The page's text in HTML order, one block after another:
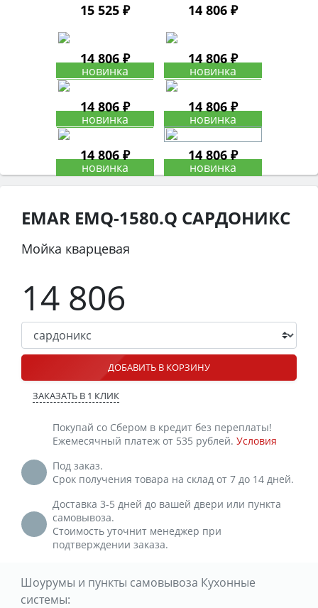
15 525 ₽ 14 806 ₽
14 806 ₽ 14 806 ₽
14 806 ₽ 14 806 ₽
14 806 ₽ 14 806 ₽
EMAR EMQ-1580.Q САРДОНИКС
Мойка кварцевая
14 806
ДОБАВИТЬ В КОРЗИНУ
ЗАКАЗАТЬ В 1 КЛИК
Покупай со Сбером в кредит без переплаты!
Ежемесячный платеж от 535 рублей. Условия
Под заказ.
Срок получения товара на склад от 7 до 14 дней.
Доставка 3-5 дней до вашей двери или пункта
самовывоза.
Стоимость уточнит менеджер при
подтверждении заказа.
Шоурумы и пункты самовывоза Кухонные
системы: